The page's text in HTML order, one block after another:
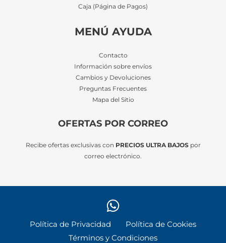
Caja (Página de Pagos)
MENÚ AYUDA
Contacto
Información sobre envíos
Cambios y Devoluciones
Preguntas Frecuentes
Mapa del Sitio
OFERTAS POR CORREO
Recibe ofertas exclusivas con PRECIOS ULTRA BAJOSpor
correo electrónico.
Política de Privacidad
Política de Cookies
Términos y Condiciones